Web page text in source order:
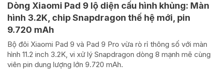
Dòng Xiaomi Pad 9 lộ diện cấu hình khủng: Màn
hình 3.2K, chip Snapdragon thế hệ mới, pin
9.720 mAh
Bộ đôi Xiaomi Pad 9 và Pad 9 Pro vừa rò rỉ thông số với màn
hình 11.2 inch 3.2K, vi xử lý Snapdragon dòng 8 mạnh mẽ cùng
viên pin dung lượng lớn 9.720 mAh.